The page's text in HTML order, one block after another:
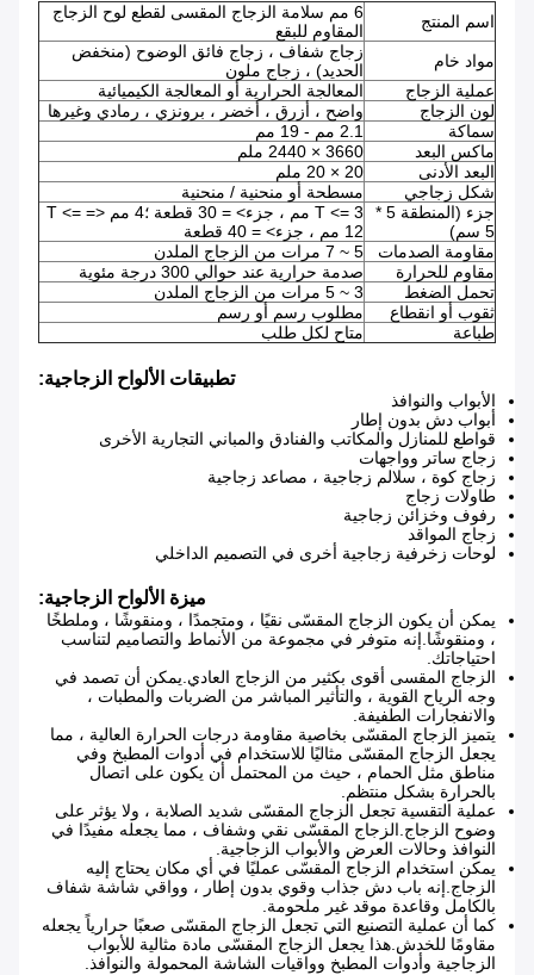
اسم المنتج
6 مم سلامة الزجاج المقسى لقطع لوح الزجاج
المقاوم للبقع
مواد خام
زجاج شفاف ، زجاج فائق الوضوح (منخفض
الحديد) ، زجاج ملون
عملية الزجاج
المعالجة الحرارية أو المعالجة الكيميائية
لون الزجاج
واضح ، أزرق ، أخضر ، برونزي ، رمادي وغيرها
سماكة
2.1 مم - 19 مم
ماكس البعد
3660 × 2440 ملم
البعد الأدنى
20 × 20 ملم
شكل زجاجي
مسطحة أو منحنية / منحنية
جزء (المنطقة 5 *
5 سم)
T <= 3 مم ، جزء> = 30 قطعة ؛4 مم <= T <=
12 مم ، جزء> = 40 قطعة
مقاومة الصدمات
5 ~ 7 مرات من الزجاج الملدن
مقاوم للحرارة
صدمة حرارية عند حوالي 300 درجة مئوية
تحمل الضغط
3 ~ 5 مرات من الزجاج الملدن
ثقوب أو انقطاع
مطلوب رسم أو رسم
طباعة
متاح لكل طلب
تطبيقات الألواح الزجاجية:
الأبواب والنوافذ
أبواب دش بدون إطار
قواطع للمنازل والمكاتب والفنادق والمباني التجارية الأخرى
زجاج ساتر وواجهات
زجاج كوة ، سلالم زجاجية ، مصاعد زجاجية
طاولات زجاج
رفوف وخزائن زجاجية
زجاج المواقد
لوحات زخرفية زجاجية أخرى في التصميم الداخلي
ميزة الألواح الزجاجية:
يمكن أن يكون الزجاج المقسّى نقيًا ، ومتجمدًا ، ومنقوشًا ، وملطخًا
، ومنقوشًا.إنه متوفر في مجموعة من الأنماط والتصاميم لتناسب
احتياجاتك.
الزجاج المقسى أقوى بكثير من الزجاج العادي.يمكن أن تصمد في
وجه الرياح القوية ، والتأثير المباشر من الضربات والمطبات ،
والانفجارات الطفيفة.
يتميز الزجاج المقسّى بخاصية مقاومة درجات الحرارة العالية ، مما
يجعل الزجاج المقسّى مثاليًا للاستخدام في أدوات المطبخ وفي
مناطق مثل الحمام ، حيث من المحتمل أن يكون على اتصال
بالحرارة بشكل منتظم.
عملية التقسية تجعل الزجاج المقسّى شديد الصلابة ، ولا يؤثر على
وضوح الزجاج.الزجاج المقسّى نقي وشفاف ، مما يجعله مفيدًا في
النوافذ وحالات العرض والأبواب الزجاجية.
يمكن استخدام الزجاج المقسّى عمليًا في أي مكان يحتاج إليه
الزجاج.إنه باب دش جذاب وقوي بدون إطار ، وواقي شاشة شفاف
بالكامل وقاعدة موقد غير ملحومة.
كما أن عملية التصنيع التي تجعل الزجاج المقسّى صعبًا حرارياً يجعله
مقاومًا للخدش.هذا يجعل الزجاج المقسّى مادة مثالية للأبواب
الزجاجية وأدوات المطبخ وواقيات الشاشة المحمولة والنوافذ.